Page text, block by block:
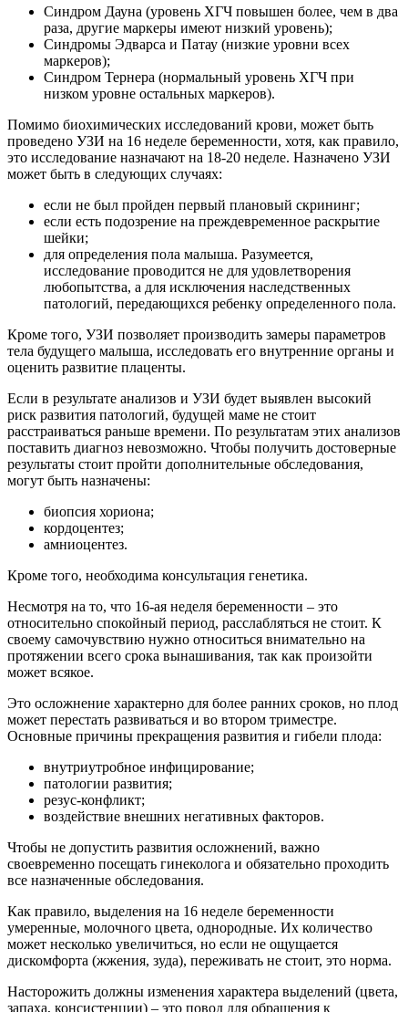
Синдром Дауна (уровень ХГЧ повышен более, чем в два
раза, другие маркеры имеют низкий уровень);
Синдромы Эдварса и Патау (низкие уровни всех
маркеров);
Синдром Тернера (нормальный уровень ХГЧ при
низком уровне остальных маркеров).
Помимо биохимических исследований крови, может быть
проведено УЗИ на 16 неделе беременности, хотя, как правило,
это исследование назначают на 18-20 неделе. Назначено УЗИ
может быть в следующих случаях:
если не был пройден первый плановый скрининг;
если есть подозрение на преждевременное раскрытие
шейки;
для определения пола малыша. Разумеется,
исследование проводится не для удовлетворения
любопытства, а для исключения наследственных
патологий, передающихся ребенку определенного пола.
Кроме того, УЗИ позволяет производить замеры параметров
тела будущего малыша, исследовать его внутренние органы и
оценить развитие плаценты.
Если в результате анализов и УЗИ будет выявлен высокий
риск развития патологий, будущей маме не стоит
расстраиваться раньше времени. По результатам этих анализов
поставить диагноз невозможно. Чтобы получить достоверные
результаты стоит пройти дополнительные обследования,
могут быть назначены:
биопсия хориона;
кордоцентез;
амниоцентез.
Кроме того, необходима консультация генетика.
Несмотря на то, что 16-ая неделя беременности – это
относительно спокойный период, расслабляться не стоит. К
своему самочувствию нужно относиться внимательно на
протяжении всего срока вынашивания, так как произойти
может всякое.
Это осложнение характерно для более ранних сроков, но плод
может перестать развиваться и во втором триместре.
Основные причины прекращения развития и гибели плода:
внутриутробное инфицирование;
патологии развития;
резус-конфликт;
воздействие внешних негативных факторов.
Чтобы не допустить развития осложнений, важно
своевременно посещать гинеколога и обязательно проходить
все назначенные обследования.
Как правило, выделения на 16 неделе беременности
умеренные, молочного цвета, однородные. Их количество
может несколько увеличиться, но если не ощущается
дискомфорта (жжения, зуда), переживать не стоит, это норма.
Насторожить должны изменения характера выделений (цвета,
запаха, консистенции) – это повод для обращения к